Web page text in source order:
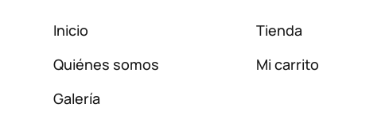
Inicio
Quiénes somos
Galería
Tienda
Mi carrito